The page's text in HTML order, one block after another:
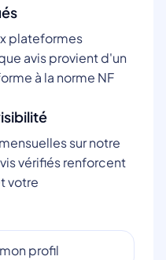
plateformes
avis provient d'un
à la norme NF
sur notre
vérifiés renforcent
votre
profil